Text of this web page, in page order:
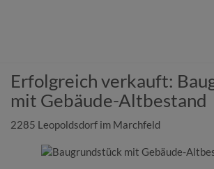
Erfolgreich verkauft:
mit Gebäude-Altbestand
2285 Leopoldsdorf im Marchfeld